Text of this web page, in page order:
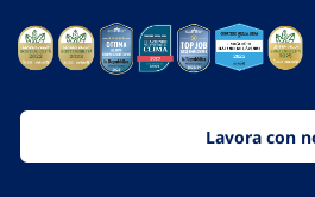
Lavora con